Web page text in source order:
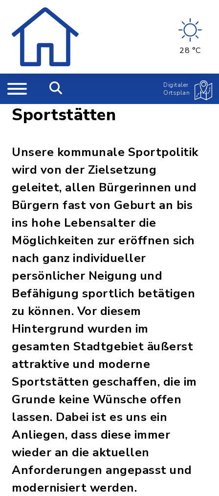
28 °C
Digitaler
Ortsplan
Sportstätten
Unsere kommunale Sportpolitik
wird von der Zielsetzung
geleitet, allen Bürgerinnen und
Bürgern fast von Geburt an bis
ins hohe Lebensalter die
Möglichkeiten zur eröffnen sich
nach ganz individueller
persönlicher Neigung und
Befähigung sportlich betätigen
zu können. Vor diesem
Hintergrund wurden im
gesamten Stadtgebiet äußerst
attraktive und moderne
Sportstätten geschaffen, die im
Grunde keine Wünsche offen
lassen. Dabei ist es uns ein
Anliegen, dass diese immer
wieder an die aktuellen
Anforderungen angepasst und
modernisiert werden.